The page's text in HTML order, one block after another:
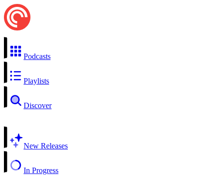
Podcasts
Playlists
Discover
New Releases
In Progress